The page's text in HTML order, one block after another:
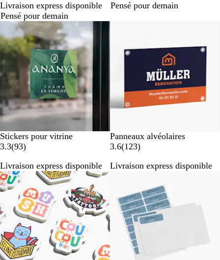
i
s
Livraison express disponible
Pensé pour demain
i
Pensé pour demain
Nouvelles options
Stickers pour vitrine
3.3(93a
i
)
Livraison express disponible
Panneaux alvéolaires
3.6(123a
i
)
Livraison express disponible
Best-seller